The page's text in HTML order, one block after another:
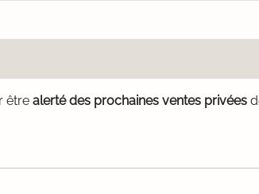
être alerté des prochaines ventes privées